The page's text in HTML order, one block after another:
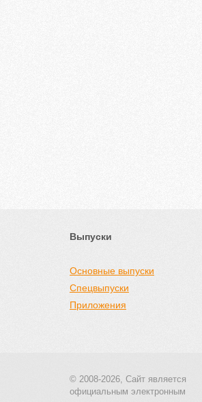
Выпуски
Основные выпуски
Спецвыпуски
Приложения
© 2008-2026, Сайт является
официальным электронным